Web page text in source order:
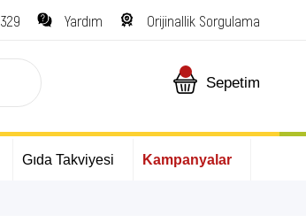
Yardım Orijinallik Sorgulama
Sepetim
Gıda Takviyesi Kampanyalar